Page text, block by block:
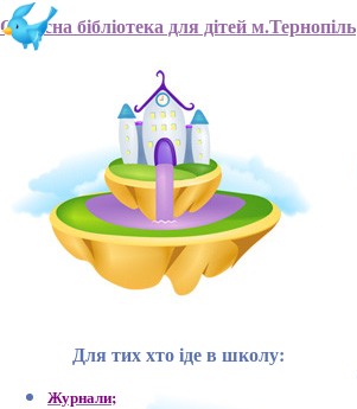
Обласна бібліотека для дітей м.Тернопіль
Для тих хто іде в школу:
Журнали;